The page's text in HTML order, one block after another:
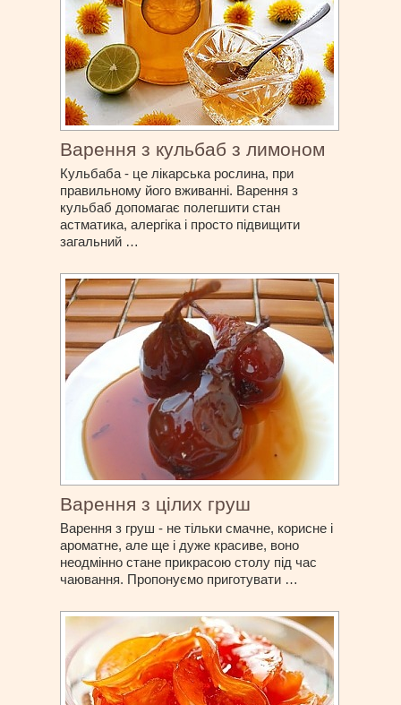
Варення з кульбаб з лимоном
Кульбаба - це лікарська рослина, при
правильному його вживанні. Варення з
кульбаб допомагає полегшити стан
астматика, алергіка і просто підвищити
загальний …
Варення з цілих груш
Варення з груш - не тільки смачне, корисне і
ароматне, але ще і дуже красиве, воно
неодмінно стане прикрасою столу під час
чаювання. Пропонуємо приготувати …